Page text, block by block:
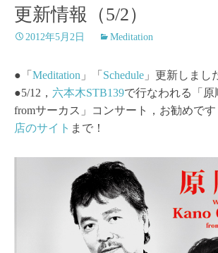
更新情報（5/2）
2012年5月2日 Meditation
●「 Meditation 」「 Schedule 」更新しまし
●5/12， 六本木STB139で行なわれる「原
fromサーカス」コンサート，お勧めで
店のサイト まで！